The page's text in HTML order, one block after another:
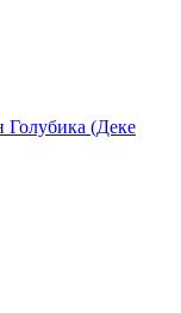
Голубика (Деке